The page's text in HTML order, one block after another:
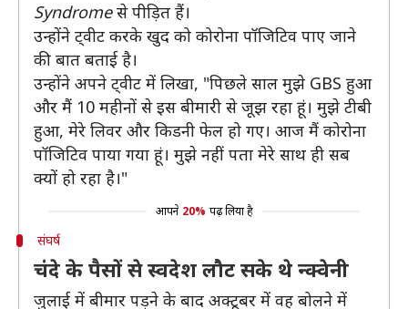
Syndromeसे पीड़ित हैं।
उन्होंने ट्वीट करके खुद को कोरोना पॉजिटिव पाए जाने
की बात बताई है।
उन्होंने अपने ट्वीट में लिखा, "पिछले साल मुझे GBS हुआ
और मैं 10 महीनों से इस बीमारी से जूझ रहा हूं। मुझे टीबी
हुआ, मेरे लिवर और किडनी फेल हो गए। आज मैं कोरोना
पॉजिटिव पाया गया हूं। मुझे नहीं पता मेरे साथ ही सब
क्यों हो रहा है।"
आपने 20% पढ़ लिया है
संघर्ष
चंदे के पैसों से स्वदेश लौट सके थे न्क्वेनी
जुलाई में बीमार पड़ने के बाद अक्टूबर में वह बोलने में